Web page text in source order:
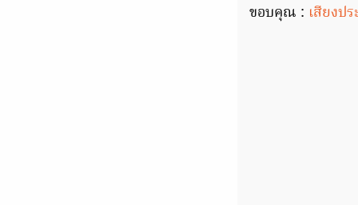
ขอบคุณ : เสียงป